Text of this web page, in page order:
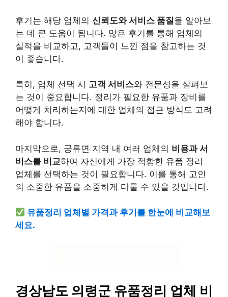
후기는 해당 업체의 신뢰도와 서비스 품질을 알아보
는 데 큰 도움이 됩니다. 많은 후기를 통해 업체의
실적을 비교하고, 고객들이 느낀 점을 참고하는 것
이 좋습니다.
특히, 업체 선택 시 고객 서비스와 전문성을 살펴보
는 것이 중요합니다. 정리가 필요한 유품과 장비를
어떻게 처리하는지에 대한 업체의 접근 방식도 고려
해야 합니다.
마지막으로, 궁류면 지역 내 여러 업체의 비용과 서
비스를 비교하여 자신에게 가장 적합한 유품 정리
업체를 선택하는 것이 필요합니다. 이를 통해 고인
의 소중한 유품을 소중하게 다룰 수 있을 것입니다.
유품정리 업체별 가격과 후기를 한눈에 비교해보
세요.
경상남도 의령군 유품정리 업체 비